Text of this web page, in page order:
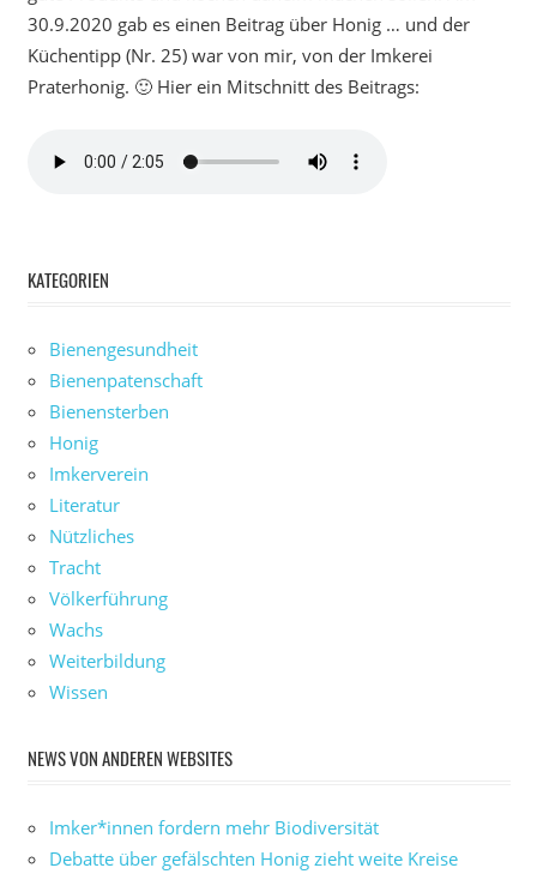
30.9.2020 gab es einen Beitrag über Honig … und der
Küchentipp (Nr. 25) war von mir, von der Imkerei
Praterhonig. 🙂 Hier ein Mitschnitt des Beitrags:
KATEGORIEN
Bienengesundheit
Bienenpatenschaft
Bienensterben
Honig
Imkerverein
Literatur
Nützliches
Tracht
Völkerführung
Wachs
Weiterbildung
Wissen
NEWS VON ANDEREN WEBSITES
Imker*innen fordern mehr Biodiversität
Debatte über gefälschten Honig zieht weite Kreise